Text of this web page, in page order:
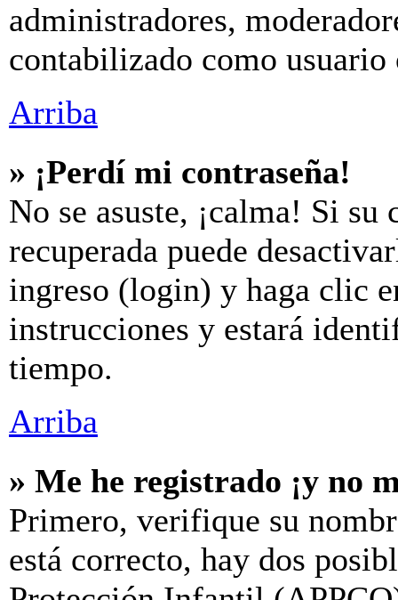
administradores,
contabilizado como usuario
Arriba
» ¡Perdí mi contraseña!
No se asuste, ¡calma! Si su
recuperada puede
ingreso (login) y haga clic
instrucciones y estará
tiempo.
Arriba
» Me he registrado ¡y no
Primero, verifique su
está correcto, hay dos